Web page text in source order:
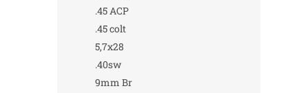
.45 ACP
.45 colt
5,7x28
.40sw
9mm Br